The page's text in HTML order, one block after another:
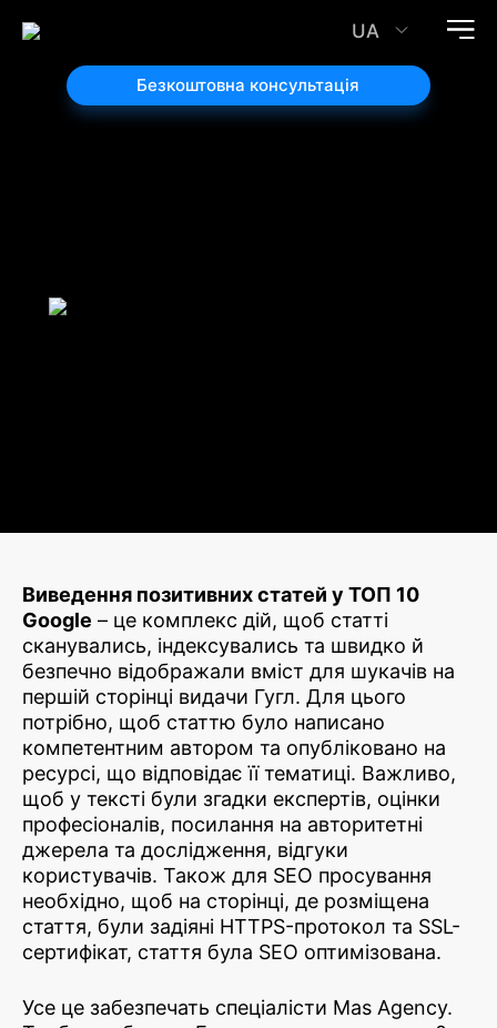
UA
Безкоштовна консультація
Виведення позитивних статей у ТОП 10
Google – це комплекс дій, щоб статті
сканувались, індексувались та швидко й
безпечно відображали вміст для шукачів на
першій сторінці видачи Гугл. Для цього
потрібно, щоб статтю було написано
компетентним автором та опубліковано на
ресурсі, що відповідає її тематиці. Важливо,
щоб у тексті були згадки експертів, оцінки
професіоналів, посилання на авторитетні
джерела та дослідження, відгуки
користувачів. Також для SEO просування
необхідно, щоб на сторінці, де розміщена
стаття, були задіяні HTTPS-протокол та SSL-
сертифікат, стаття була SEO оптимізована.
Усе це забезпечать спеціалісти Mas Agency.